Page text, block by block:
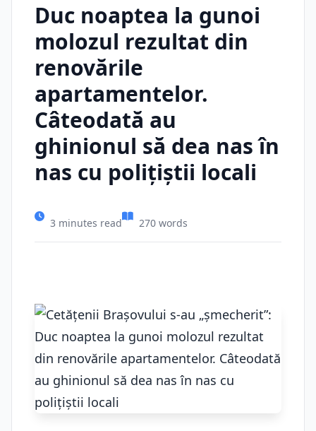
Duc noaptea la gunoi
molozul rezultat din
renovările
apartamentelor.
Câteodată au
ghinionul să dea nas în
nas cu polițiștii locali
3 minutes read 270 words